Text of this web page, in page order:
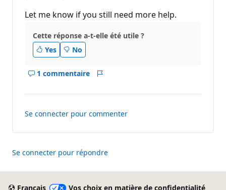
Let me know if you still need more help.
Cette réponse a-t-elle été utile ?
Yes
No
1 commentaire
Afficher
pour
réponse
Se connecter pour commenter
Se connecter pour répondre
Français Vos choix en matière de confidentialité